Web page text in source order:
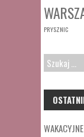
PRYSZNIC
SZUKAJ: